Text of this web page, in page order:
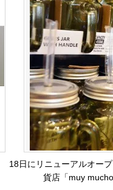
18日にリニューアルオー
貨店「muy